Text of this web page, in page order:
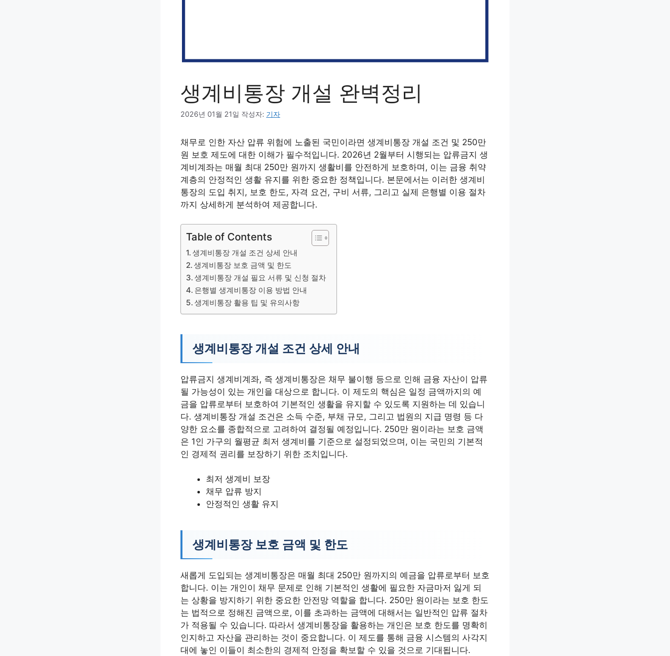
생계비통장 개설 완벽정리
2026년 01월 21일 작성자: 기자
채무로 인한 자산 압류 위험에 노출된 국민이라면 생계비통장 개설 조건 및 250만
원 보호 제도에 대한 이해가 필수적입니다. 2026년 2월부터 시행되는 압류금지 생
계비계좌는 매월 최대 250만 원까지 생활비를 안전하게 보호하며, 이는 금융 취약
계층의 안정적인 생활 유지를 위한 중요한 정책입니다. 본문에서는 이러한 생계비
통장의 도입 취지, 보호 한도, 자격 요건, 구비 서류, 그리고 실제 은행별 이용 절차
까지 상세하게 분석하여 제공합니다.
Table of Contents
생계비통장 개설 조건 상세 안내
생계비통장 보호 금액 및 한도
생계비통장 개설 필요 서류 및 신청 절차
은행별 생계비통장 이용 방법 안내
생계비통장 활용 팁 및 유의사항
생계비통장 개설 조건 상세 안내
압류금지 생계비계좌, 즉 생계비통장은 채무 불이행 등으로 인해 금융 자산이 압류
될 가능성이 있는 개인을 대상으로 합니다. 이 제도의 핵심은 일정 금액까지의 예
금을 압류로부터 보호하여 기본적인 생활을 유지할 수 있도록 지원하는 데 있습니
다. 생계비통장 개설 조건은 소득 수준, 부채 규모, 그리고 법원의 지급 명령 등 다
양한 요소를 종합적으로 고려하여 결정될 예정입니다. 250만 원이라는 보호 금액
은 1인 가구의 월평균 최저 생계비를 기준으로 설정되었으며, 이는 국민의 기본적
인 경제적 권리를 보장하기 위한 조치입니다.
최저 생계비 보장
채무 압류 방지
안정적인 생활 유지
생계비통장 보호 금액 및 한도
새롭게 도입되는 생계비통장은 매월 최대 250만 원까지의 예금을 압류로부터 보호
합니다. 이는 개인이 채무 문제로 인해 기본적인 생활에 필요한 자금마저 잃게 되
는 상황을 방지하기 위한 중요한 안전망 역할을 합니다. 250만 원이라는 보호 한도
는 법적으로 정해진 금액으로, 이를 초과하는 금액에 대해서는 일반적인 압류 절차
가 적용될 수 있습니다. 따라서 생계비통장을 활용하는 개인은 보호 한도를 명확히
인지하고 자산을 관리하는 것이 중요합니다. 이 제도를 통해 금융 시스템의 사각지
대에 놓인 이들이 최소한의 경제적 안정을 확보할 수 있을 것으로 기대됩니다.